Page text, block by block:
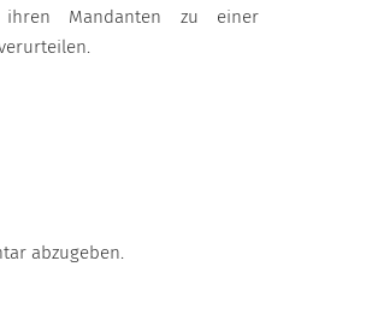
ihren Mandanten zu einer
abzugeben.